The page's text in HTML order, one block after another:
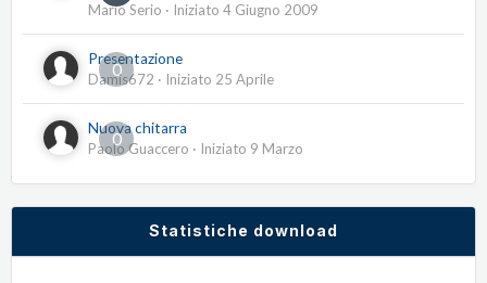
Mario Serio · Iniziato 4 Giugno 2009
0
Presentazione
Damis672 · Iniziato 25 Aprile
0
Nuova chitarra
Paolo Guaccero · Iniziato 9 Marzo
Statistiche download